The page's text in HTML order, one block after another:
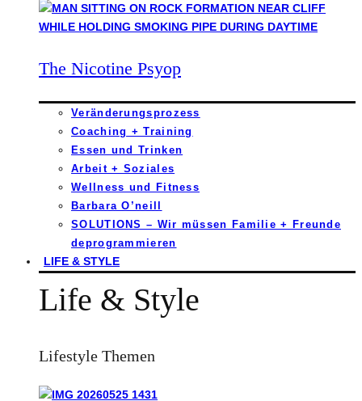
The Nicotine Psyop
Veränderungsprozess
Coaching + Training
Essen und Trinken
Arbeit + Soziales
Wellness und Fitness
Barbara O’neill
SOLUTIONS – Wir müssen Familie + Freunde
deprogrammieren
LIFE & STYLE
Life & Style
Lifestyle Themen